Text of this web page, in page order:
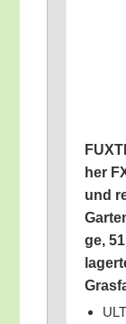
her
und
ge,